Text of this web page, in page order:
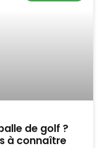
de golf ?
à connaître